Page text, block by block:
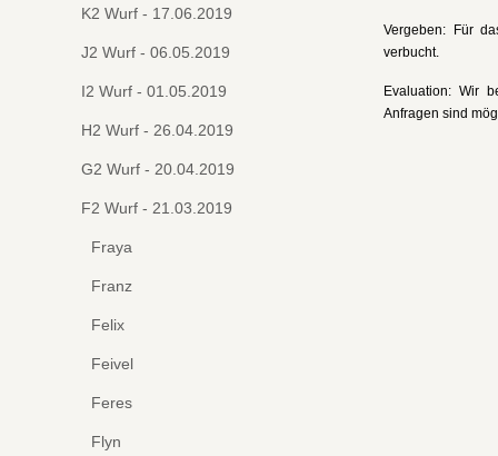
Vergeben: Für
verbucht.
Evaluation: Wir
Anfragen sind
K2 Wurf - 17.06.2019
J2 Wurf - 06.05.2019
I2 Wurf - 01.05.2019
H2 Wurf - 26.04.2019
G2 Wurf - 20.04.2019
F2 Wurf - 21.03.2019
Fraya
Franz
Felix
Feivel
Feres
Flyn